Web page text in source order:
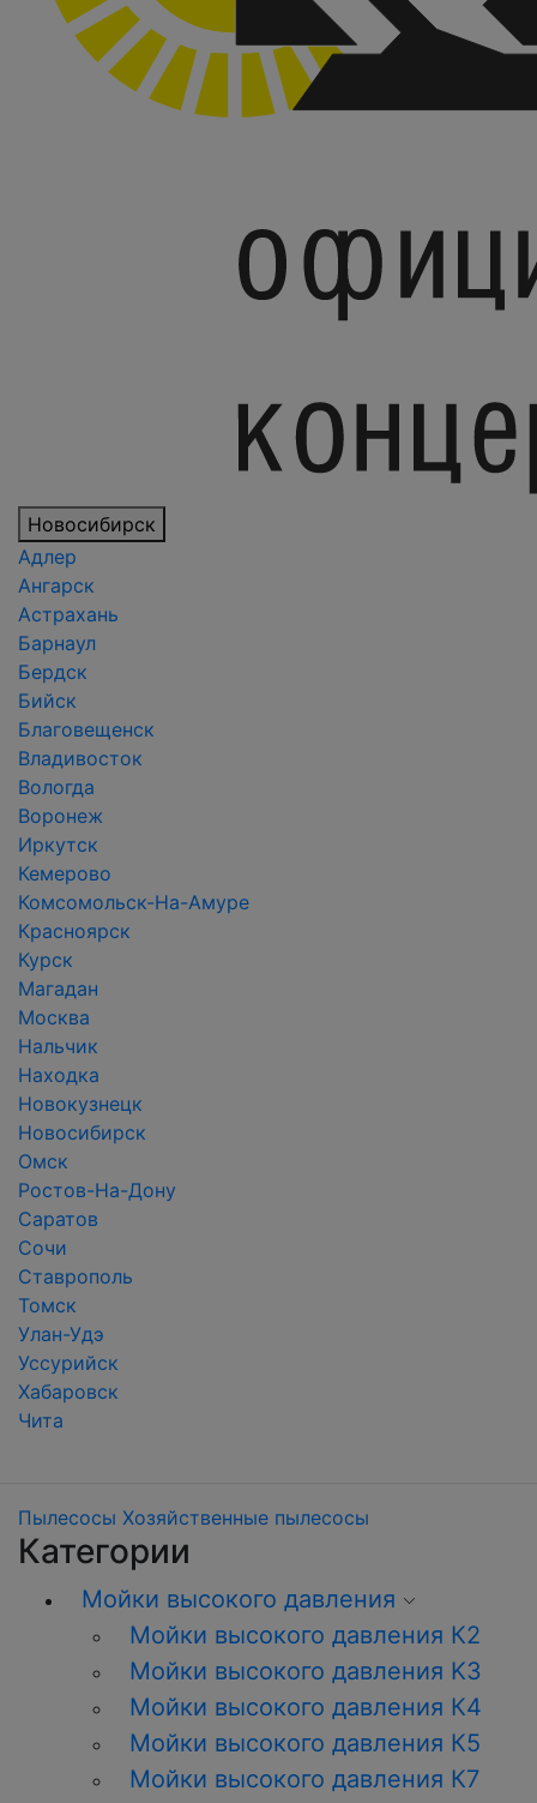
Новосибирск
Адлер
Ангарск
Астрахань
Барнаул
Бердск
Бийск
Благовещенск
Владивосток
Вологда
Воронеж
Иркутск
Кемерово
Комсомольск-На-Амуре
Красноярск
Курск
Магадан
Москва
Нальчик
Находка
Новокузнецк
Новосибирск
Омск
Ростов-На-Дону
Саратов
Сочи
Ставрополь
Томск
Улан-Удэ
Уссурийск
Хабаровск
Чита
Пылесосы Хозяйственные пылесосы
Категории
Мойки высокого давления
Мойки высокого давления К2
Мойки высокого давления K3
Мойки высокого давления К4
Мойки высокого давления К5
Мойки высокого давления К7